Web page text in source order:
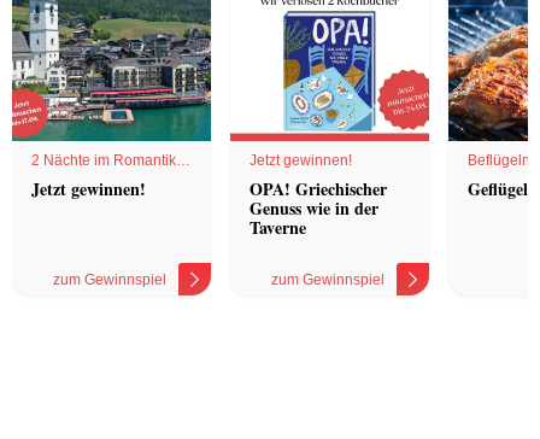
2 Nächte im Romantik
Hotel
Jetzt gewinnen!
zum Gewinnspiel
Jetzt gewinnen!
OPA! Griechischer
Genuss wie in der
Taverne
zum Gewinnspiel
Geflügel